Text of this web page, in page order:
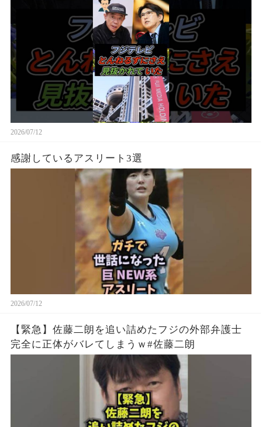
2026/07/12
感謝しているアスリート3選
2026/07/12
【緊急】佐藤二朗を追い詰めたフジの外部弁護士
完全に正体がバレてしまうｗ#佐藤二朗